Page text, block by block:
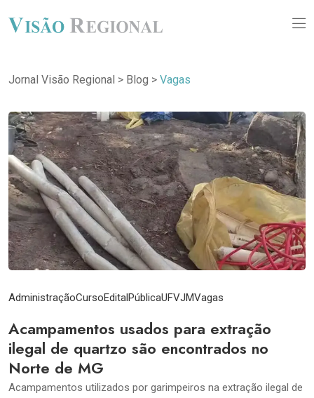
Jornal Visão Regional > Blog > Vagas
AdministraçãoCursoEditalPúblicaUFVJMVagas
Acampamentos usados para extração
ilegal de quartzo são encontrados no
Norte de MG
Acampamentos utilizados por garimpeiros na extração ilegal de